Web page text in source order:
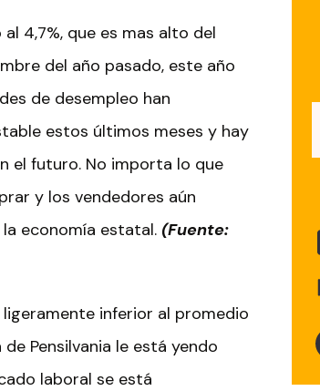
4,7%, que es mas alto del
del año pasado, este año
de desempleo han
estos últimos meses y hay
el futuro. No importa lo que
y los vendedores aún
economía estatal. (Fuente:
inferior al promedio
Pensilvania le está yendo
laboral se está